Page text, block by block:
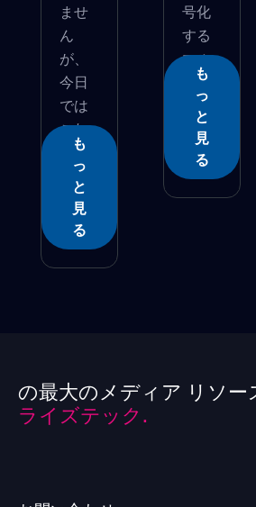
ませ
ん
が、
今日
では
これ
まで...
も
っ
と
見
る
号化
する
マル
ウェ...
も
っ
と
見
る
の最大のメディア リソー
ライズテック.